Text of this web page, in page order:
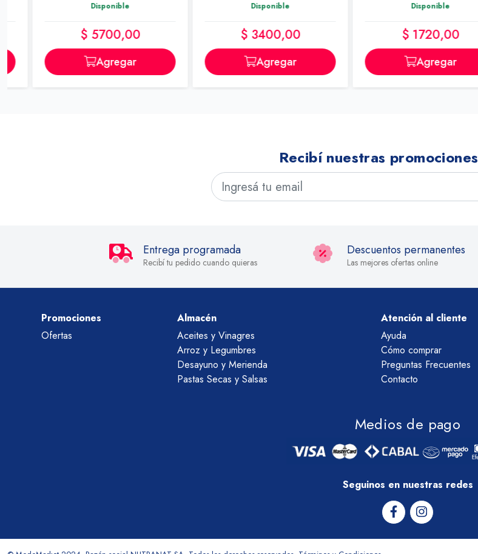
Disponible
$ 5700,00
Agregar
Disponible
$ 3400,00
Agregar
Disponible
$ 1720,00
Agregar
Recibí nuestras promociones
Entrega programada
Recibí tu pedido cuando quieras
Descuentos permanentes
Las mejores ofertas online
Promociones
Ofertas
Almacén
Aceites y Vinagres
Arroz y Legumbres
Desayuno y Merienda
Pastas Secas y Salsas
Atención al cliente
Ayuda
Cómo comprar
Preguntas Frecuentes
Contacto
Medios de pago
Seguinos en nuestras redes